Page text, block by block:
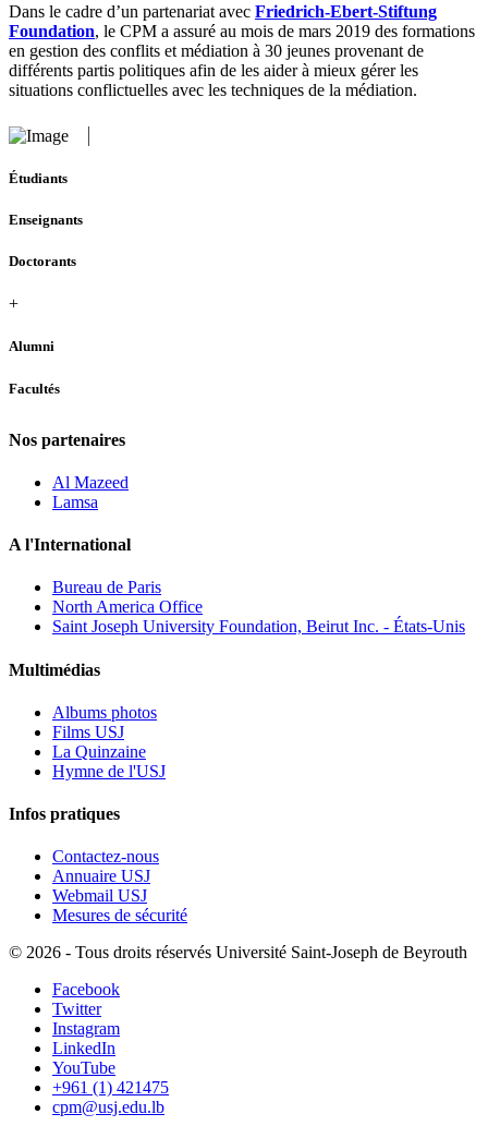
Dans le cadre d’un partenariat avec Friedrich-Ebert-Stiftung
Foundation, le CPM a assuré au mois de mars 2019 des formations
en gestion des conflits et médiation à 30 jeunes provenant de
différents partis politiques afin de les aider à mieux gérer les
situations conflictuelles avec les techniques de la médiation.
Étudiants
Enseignants
Doctorants
+
Alumni
Facultés
Nos partenaires
Al Mazeed
Lamsa
A l'International
Bureau de Paris
North America Office
Saint Joseph University Foundation, Beirut Inc. - États-Unis
Multimédias
Albums photos
Films USJ
La Quinzaine
Hymne de l'USJ
Infos pratiques
Contactez-nous
Annuaire USJ
Webmail USJ
Mesures de sécurité
© 2026 - Tous droits réservés Université Saint-Joseph de Beyrouth
Facebook
Twitter
Instagram
LinkedIn
YouTube
+961 (1) 421475
cpm@usj.edu.lb